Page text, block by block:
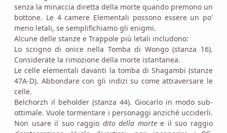
senza la minaccia diretta della morte quando premono un
bottone. Le 4 camere Elementali possono essere un po'
meno letali, se semplifichiamo gli enigmi.
Alcune delle stanze e Trappole più letali includono:
Lo scrigno di onice nella Tomba di Wongo (stanza 16).
Considerate la rimozione della morte istantanea.
Le celle elementali davanti la tomba di Shagambi (stanze
47A-D). Abbondare con gli indizi su come attraversare le
celle.
Belchorzh il beholder (stanza 44). Giocarlo in modo sub-
ottimale. Vuole tormentare i personaggi anziché ucciderli.
Non usare il suo raggio dito della mortee il suo raggio